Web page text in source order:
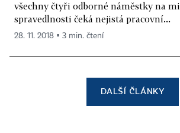
všechny čtyři odborné náměstky na
spravedlnosti čeká nejistá pracovní...
28. 11. 2018 ▪ 3 min. čtení
DALŠÍ ČLÁNKY